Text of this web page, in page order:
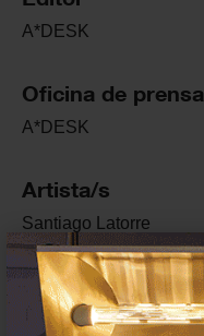
A*DESK
Oficina de prensa
A*DESK
Artista/s
Santiago
Latorre
NievesArilla
Comisariado